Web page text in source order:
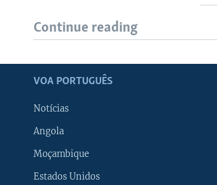
Continue reading
VOA PORTUGUÊS
Notícias
Angola
Moçambique
Estados Unidos